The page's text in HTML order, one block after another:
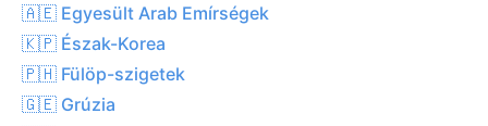
🇦🇪 Egyesült Arab Emírségek
🇰🇵 Észak-Korea
🇵🇭 Fülöp-szigetek
🇬🇪 Grúzia